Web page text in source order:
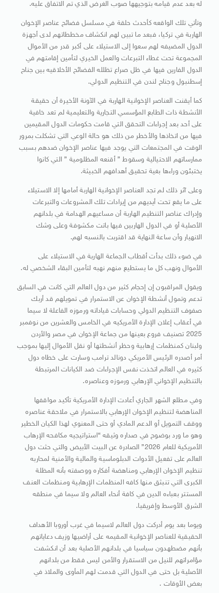
له بعد عدم قيامه بتوجيهها صوب الغرض الذي تم الاتفاق عليه.
وتأتي تلك الواقعه كأحدث حلقة في مسلسل فضائح عناصر الإخوان
الهاربة في تركيا، فبعد ما تبين لهم انكشاف مخططاتهم لدى أجهزة
الدول المضيفه لهم سعوا إلى الاستيلاء على أكبر قدر من الأموال
المجموعة تحت غطاء التبرعات والعمل الخيري لتأمين إقامتهم في
الدول الفارين فيها في ظل صراع تظلله الفضائح الأخلاقيه بين جناح
إسطنبول وجناح لندن في التنظيم الدولي.
كما أيقنت العناصر الإخوانية الهاربة في الآونة الأخيرة أن حقيقة
الأنشطة ذات الطابع المؤسسي التجارية والتعليمية لم تعد خافية
على أحد بعد إجراءات التحقق التي قامت حكومات الدول المقيمين
فيها من اتخاذها والأخطر من ذلك هو حالة الوعي التي تشكلت بمرور
الوقت في المجتمعات التي يوجد فيها عناصر الإخوان ضدهم بسبب
ممارساتهم الاحتيالية وسقوط ” أقنعه المظلومية ” التي كانوا
يختبئون وراءها بغية تحقيق أهدافهم الخبيثة.
وعلى آثر ذلك لم تجد العناصر الإخوانية الهاربة أمامها إلا الاستيلاء
على ما يقع تحت أيديهم من إيرادات تلك المشروعات والتبرعات
وإدراك عناصر التنظيم الهاربة أن مساعيهم الهدامة في بلدانهم
الأصلية أو في الدول الهاربين فيها باتت مكشوفة وعلى وشك
الانهيار وأن ساعة النهاية قد اقتربت بالنسبه لهم.
في ضوء ذلك بدأت أقطاب الجماعة الهاربة في الاستيلاء على
الأموال ونهب كل ما يستطيع منهم نهبه لتأمين البقاء الشخصي له.
ويقول المراقبون إن إحجام كثير من دول العالم التي كانت في السابق
تدعم وتمول أنشطة الإخوان عن الاستمرار في تمويلهم قد أربك
صفوف التنظيم الدولي وحسابات قياداته ورموزه الفاعلة لا سيما
في أعقاب إعلان الإدارة الأمريكيه في الخامس والعشرين من نوفمبر
2025 تصنيف فروع بعينها من جماعة الإخوان في مصر والأردن
ولبنان كمنظمات إرهابية وحظر أنشطتها أو نقل الأموال إليها بموجب
أمر أصدره الرئيس الأمريكي دونالد ترامب وسارت على خطاه دول
كثيره في العالم اتخذت نفس الإجراءات ضد الكيانات المرتبطة
بالتنظيم الإخواني الإرهابي ورموزه وعناصره.
وفي مطلع الشهر الجاري أعادت الإدارة الأمريكية تأكيد مواقفها
المناهضة لتنظيم الإخوان الإرهابي بالاستمرار في ملاحقة عناصره
ووقف التمويل أو الدعم المادي أو حتى المعنوي لهذا الكيان الخطير
وهو ما ورد بوضوح في صداره وثيقه “استراتيجيه مكافحه الإرهاب
الأمريكية للعام 2026” الصادرة عن البيت الأبيض والتي حثت دول
العالم على تفعيل الأدوات الدبلوماسية والمالية والأمنية لمحاربه
تنظيم الإخوان الإرهابي ومناهضة أفكاره ووصفته بأنه المظلة
الكبرى التي تنبثق منها كافه المنظمات الإرهابية ومنظمات العنف
المستتر بعباءه الدين في كافة أنحاء العالم ولا سيما في منطقه
الشرق الأوسط وإفريقيا.
ويوما بعد يوم أدركت دول العالم لاسيما في غرب أوروبا الأهداف
الحقيقية للعناصر الإخوانية المقيمه على أراضيها وزيف دعاياتهم
بأنهم مضطهدون سياسيا في بلدانهم الأصلية بعد أن انكشفت
مؤامراتهم للنيل من الاستقرار والأمن ليس فقط من بلدانهم
الأصلية بل حتى في الدول التي قدمت لهم المأوى والملاذ في
بعض الأوقات .